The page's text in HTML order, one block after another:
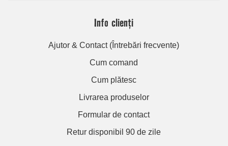
Info clienți
Ajutor & Contact (Întrebări frecvente)
Cum comand
Cum plătesc
Livrarea produselor
Formular de contact
Retur disponibil 90 de zile